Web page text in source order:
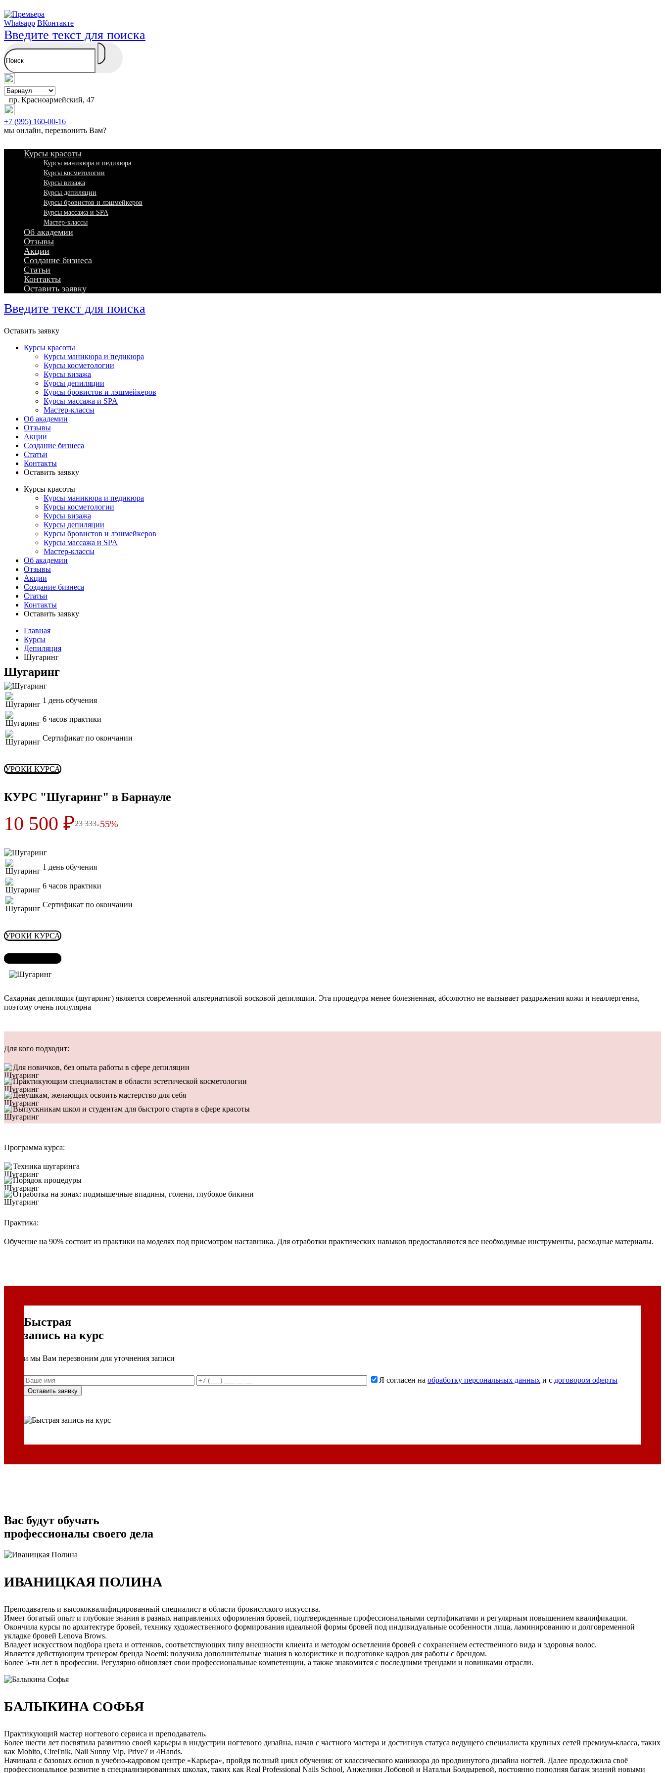
Whatsapp ВКонтакте
Введите текст для поиска
пр. Красноармейский, 47
+7 (995) 160-00-16
мы онлайн, перезвонить Вам?
Курсы красоты
Курсы маникюра и педикюра
Курсы косметологии
Курсы визажа
Курсы депиляции
Курсы бровистов и лэшмейкеров
Курсы массажа и SPA
Мастер-классы
Об академии
Отзывы
Акции
Создание бизнеса
Статьи
Контакты
Оставить заявку
Введите текст для поиска
Оставить заявку
Курсы красоты
Курсы маникюра и педикюра
Курсы косметологии
Курсы визажа
Курсы депиляции
Курсы бровистов и лэшмейкеров
Курсы массажа и SPA
Мастер-классы
Об академии
Отзывы
Акции
Создание бизнеса
Статьи
Контакты
Оставить заявку
Курсы красоты
Курсы маникюра и педикюра
Курсы косметологии
Курсы визажа
Курсы депиляции
Курсы бровистов и лэшмейкеров
Курсы массажа и SPA
Мастер-классы
Об академии
Отзывы
Акции
Создание бизнеса
Статьи
Контакты
Оставить заявку
Главная
Курсы
Депиляция
Шугаринг
Шугаринг
1 день обучения
6 часов практики
Сертификат по окончании
УРОКИ КУРСА
КУРС "Шугаринг" в Барнауле
10 500 ₽23 333-55%
1 день обучения
6 часов практики
Сертификат по окончании
УРОКИ КУРСА
Сахарная депиляция (шугаринг) является современной альтернативой восковой депиляции. Эта процедура менее болезненная, абсолютно не вызывает раздражения кожи и неаллергенна,
поэтому очень популярна
Для кого подходит:
Для новичков, без опыта работы в сфере депиляции
Практикующим специалистам в области эстетической косметологии
Девушкам, желающих освоить мастерство для себя
Выпускникам школ и студентам для быстрого старта в сфере красоты
Программа курса:
Техника шугаринга
Порядок процедуры
Отработка на зонах: подмышечные впадины, голени, глубокое бикини
Практика:
Обучение на 90% состоит из практики на моделях под присмотром наставника. Для отработки практических навыков предоставляются все необходимые инструменты, расходные материалы.
Быстрая
запись на курс
и мы Вам перезвоним для уточнения записи
Я согласен на обработку персональных данных и с договором оферты
Вас будут обучать
профессионалы своего дела
ИВАНИЦКАЯ ПОЛИНА
Преподаватель и высококвалифицированный специалист в области бровистского искусства.
Имеет богатый опыт и глубокие знания в разных направлениях оформления бровей, подтвержденные профессиональными сертификатами и регулярным повышением квалификации.
Окончила курсы по архитектуре бровей, технику художественного формирования идеальной формы бровей под индивидуальные особенности лица, ламинированию и долговременной
укладке бровей Lenova Brows.
Владеет искусством подбора цвета и оттенков, соответствующих типу внешности клиента и методом осветления бровей с сохранением естественного вида и здоровья волос.
Является действующим тренером бренда Noemi: получила дополнительные знания в колористике и подготовке кадров для работы с брендом.
Более 5-ти лет в профессии. Регулярно обновляет свои профессиональные компетенции, а также знакомится с последними трендами и новинками отрасли.
БАЛЫКИНА СОФЬЯ
Практикующий мастер ногтевого сервиса и преподаватель.
Более шести лет посвятила развитию своей карьеры в индустрии ногтевого дизайна, начав с частного мастера и достигнув статуса ведущего специалиста крупных сетей премиум-класса, таких
как Mohito, Cirel'nik, Nail Sunny Vip, Prive7 и 4Hands.
Начинала с базовых основ в учебно-кадровом центре «Карьера», пройдя полный цикл обучения: от классического маникюра до продвинутого дизайна ногтей. Далее продолжила своё
профессиональное развитие в специализированных школах, таких как Real Professional Nails School, Анжелики Лобовой и Натальи Болдыревой, постоянно пополняя багаж знаний новыми